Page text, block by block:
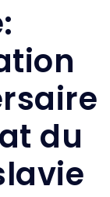
du